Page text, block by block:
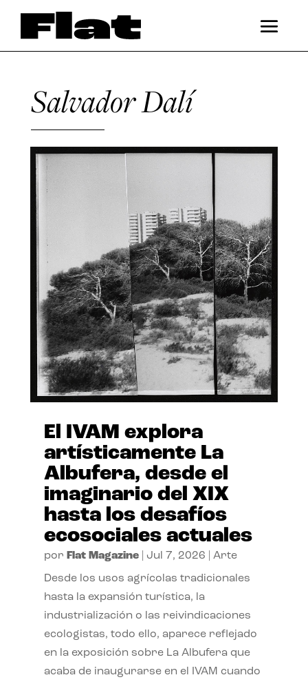
Salvador Dalí
El IVAM explora
artísticamente La
Albufera, desde el
imaginario del XIX
hasta los desafíos
ecosociales actuales
por Flat Magazine| Jul 7, 2026 Arte
Desde los usos agrícolas tradicionales
hasta la expansión turística, la
industrialización o las reivindicaciones
ecologistas, todo ello, aparece reflejado
en la exposición sobre La Albufera que
acaba de inaugurarse en el IVAM cuando